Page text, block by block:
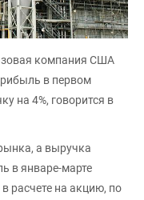
компания США
в первом
на 4%, говорится в
а выручка
в январе-марте
расчете на акцию, по